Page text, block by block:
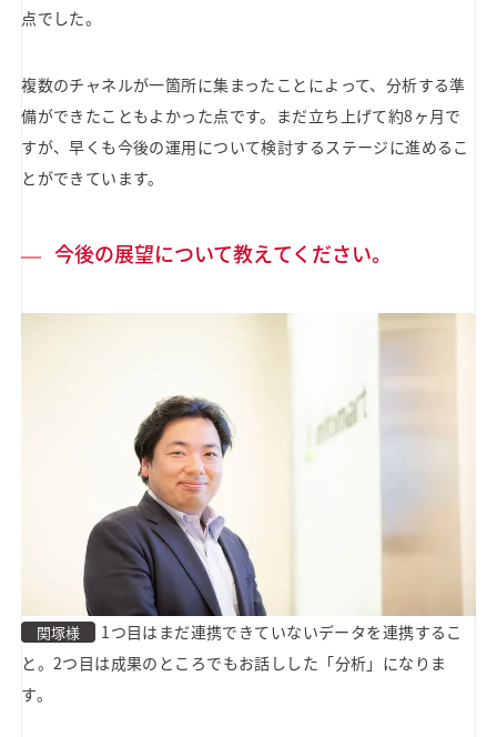
点でした。
複数のチャネルが一箇所に集まったことによって、分析する準
備ができたこともよかった点です。まだ立ち上げて約8ヶ月で
すが、早くも今後の運用について検討するステージに進めるこ
とができています。
今後の展望について教えてください。
関塚様
1つ目はまだ連携できていないデータを連携するこ
と。2つ目は成果のところでもお話しした「分析」になりま
す。